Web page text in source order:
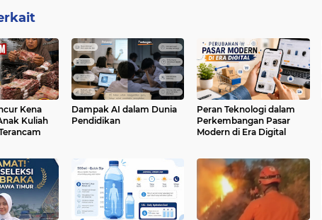
Kena
Kuliah
Dampak AI dalam Dunia
Pendidikan
Peran Teknologi dalam
Perkembangan Pasar
Modern di Era Digital